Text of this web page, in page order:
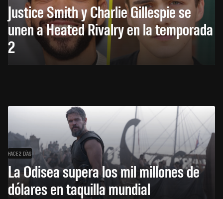
Justice Smith y Charlie Gillespie se
unen a Heated Rivalry en la temporada
2
HACE 2 DÍAS
La Odisea supera los mil millones de
dólares en taquilla mundial